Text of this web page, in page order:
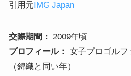
引用元IMG Japan
交際期間： 2009年頃
プロフィール： 女子プロゴルフ
（錦織と同い年）